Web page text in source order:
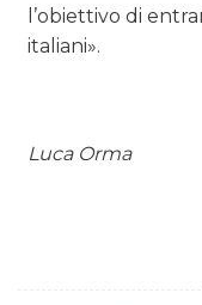
l’obiettivo di
italiani».
Luca Orma